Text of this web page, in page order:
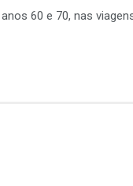
60 e 70, nas